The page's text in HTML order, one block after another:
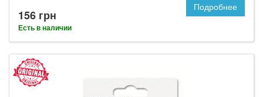
156 грн
Есть в наличии
Подробнее